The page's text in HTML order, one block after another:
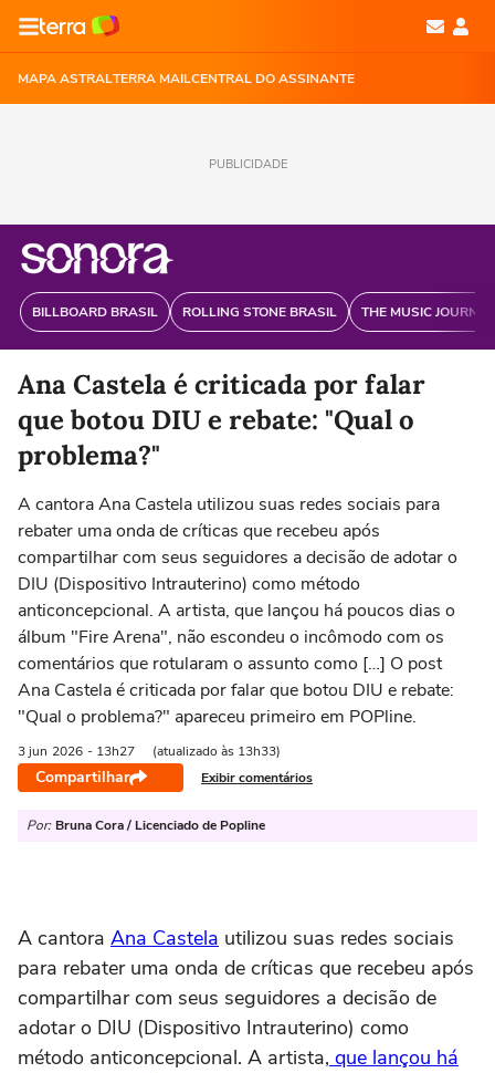
MAPA ASTRALTERRA MAILCENTRAL DO ASSINANTE
PUBLICIDADE
BILLBOARD BRASIL ROLLING STONE BRASIL THE MUSIC
Ana Castela é criticada por falar
que botou DIU e rebate: "Qual o
problema?"
A cantora Ana Castela utilizou suas redes sociais para
rebater uma onda de críticas que recebeu após
compartilhar com seus seguidores a decisão de adotar o
DIU (Dispositivo Intrauterino) como método
anticoncepcional. A artista, que lançou há poucos dias o
álbum "Fire Arena", não escondeu o incômodo com os
comentários que rotularam o assunto como […] O post
Ana Castela é criticada por falar que botou DIU e rebate:
"Qual o problema?" apareceu primeiro em POPline.
3 jun 2026 - 13h27 (atualizado às 13h33)
Compartilhar Exibir comentários
Por: Bruna Cora / Licenciado de Popline
A cantora Ana Castela utilizou suas redes sociais
para rebater uma onda de críticas que recebeu após
compartilhar com seus seguidores a decisão de
adotar o DIU (Dispositivo Intrauterino) como
método anticoncepcional. A artista, que lançou há